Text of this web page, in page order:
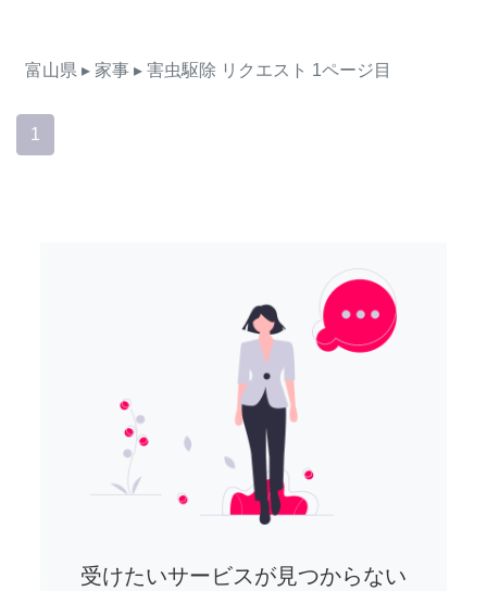
富山県 ▸ 家事 ▸ 害虫駆除 リクエスト 1ページ目
1
受けたいサービスが見つからない